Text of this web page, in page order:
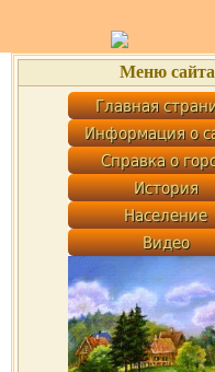
Меню сайта